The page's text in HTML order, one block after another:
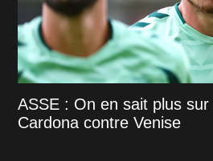
ASSE : On en sait plus
Cardona contre Venise